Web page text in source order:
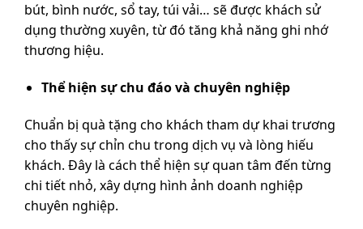
bút, bình nước, sổ tay, túi vải… sẽ được khách sử
dụng thường xuyên, từ đó tăng khả năng ghi nhớ
thương hiệu.
Thể hiện sự chu đáo và chuyên nghiệp
Chuẩn bị quà tặng cho khách tham dự khai trương
cho thấy sự chỉn chu trong dịch vụ và lòng hiếu
khách. Đây là cách thể hiện sự quan tâm đến từng
chi tiết nhỏ, xây dựng hình ảnh doanh nghiệp
chuyên nghiệp.